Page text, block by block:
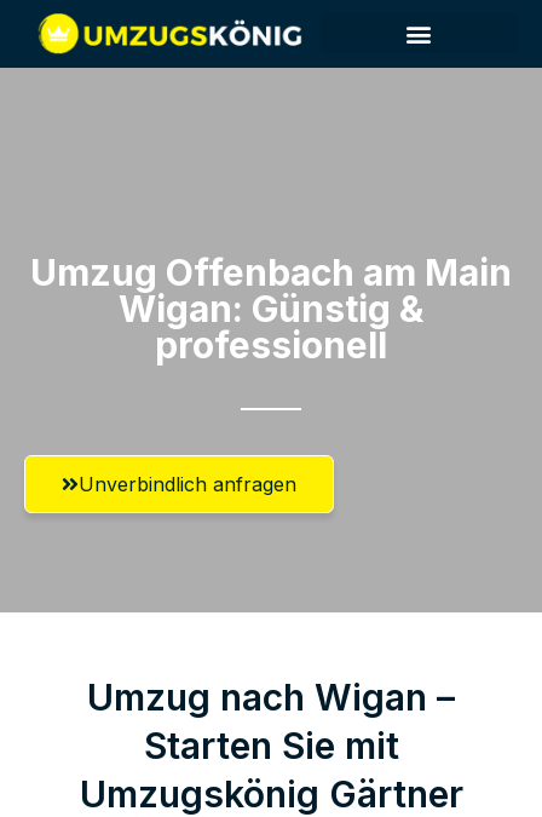
Umzug Offenbach am Main​
Wigan: Günstig &
professionell​
Unverbindlich anfragen
Umzug nach Wigan –
Starten Sie mit
Umzugskönig Gärtner